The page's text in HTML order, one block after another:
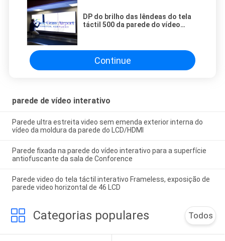
DP do brilho das lêndeas do tela
táctil 500 da parede do vídeo
Continue
parede de vídeo interativo
Parede ultra estreita video sem emenda exterior interna do
vídeo da moldura da parede do LCD/HDMI
Parede fixada na parede do vídeo interativo para a superfície
antiofuscante da sala de Conforence
Parede video do tela táctil interativo Frameless, exposição de
parede video horizontal de 46 LCD
Categorias populares Todos